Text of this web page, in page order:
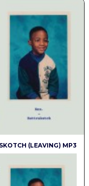
(LEAVING) MP3